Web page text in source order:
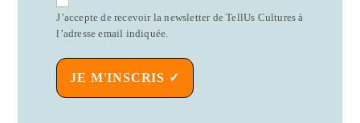
J’accepte de recevoir la newsletter de TellUs Cultures à
l’adresse email indiquée.
JE M'INSCRIS ✓